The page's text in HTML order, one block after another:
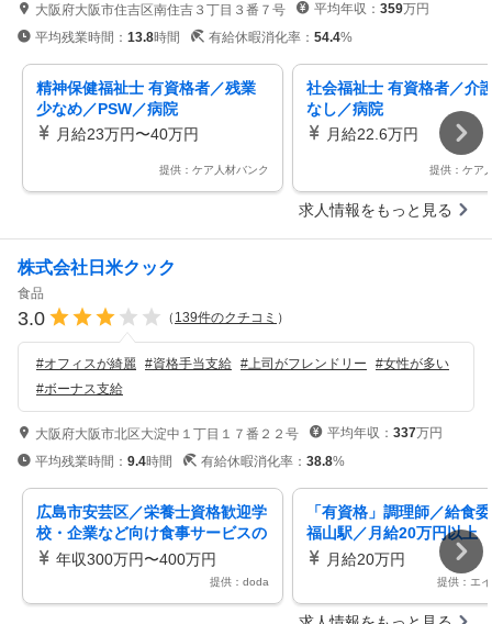
大阪府大阪市住吉区南住吉３丁目３番７号 平均年収： 359万円
平均残業時間： 13.8時間 有給休暇消化率： 54.4%
精神保健福祉士 有資格者／残業
少なめ／PSW／病院
月給23万円〜40万円
提供：ケア人材バンク
社会福祉士 有資格者／介
なし／病院
月給22.6万円
提供：ケア
求人情報をもっと見る
株式会社日米クック
食品
3.0 （ 139件のクチコミ ）
#オフィスが綺麗 #資格手当支給 # 上司がフレンドリー #女性が多い
#ボーナス支給
大阪府大阪市北区大淀中１丁目１７番２２号 平均年収： 337万円
平均残業時間： 9.4時間 有給休暇消化率： 38.8%
広島市安芸区／栄養士資格歓迎学
校・企業など向け食事サービスの
献立作成資格手当あり基本土日祝
年収300万円〜400万円
提供：doda
「有資格」調理師／給食
福山駅／月給20万円以上
更新）月給20万円
提供：エ